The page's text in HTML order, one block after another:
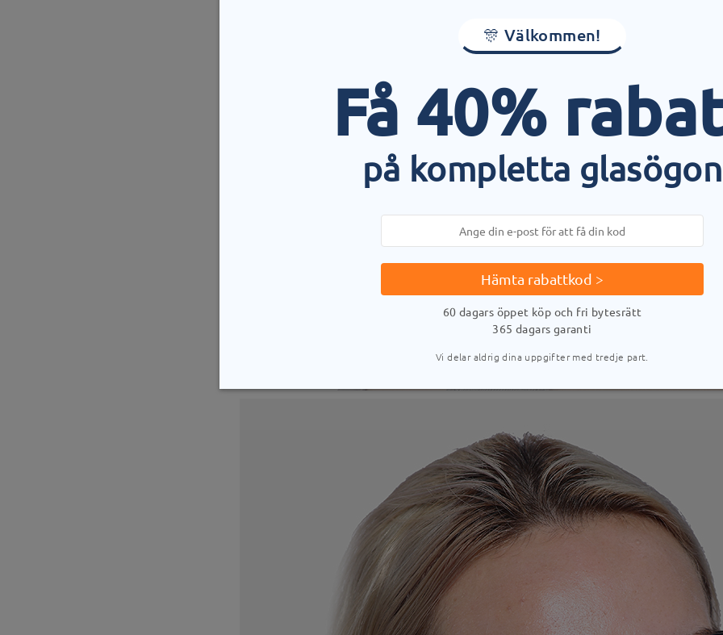
🎊 Välkommen!
Få 40%
på kompletta glasögon
Hämta rabattkod >
60 dagars öppet köp och fri bytesrätt
365 dagars garanti
Vi delar aldrig dina uppgifter med tredje part.